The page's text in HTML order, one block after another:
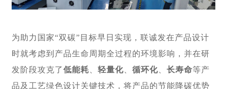
为助力国家“双碳”目标早日实现，联诚发在产品设计
时就考虑到产品生命周期全过程的环境影响，并在研
发阶段攻克了低能耗 轻量化 循环化 长寿命等产
品及工艺绿色设计关键技术，将产品的节能降碳优势